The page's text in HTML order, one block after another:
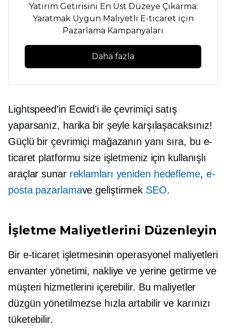
Yatırım Getirisini En Üst Düzeye Çıkarma:
Yaratmak Uygun Maliyetli E-ticaret için
Pazarlama Kampanyaları
Daha fazla
Lightspeed'in Ecwid'i ile çevrimiçi satış
yaparsanız, harika bir şeyle karşılaşacaksınız!
Güçlü bir çevrimiçi mağazanın yanı sıra, bu e-
ticaret platformu size işletmeniz için kullanışlı
araçlar sunar reklamları yeniden hedefleme, e-
posta pazarlamave geliştirmek SEO.
İşletme Maliyetlerini Düzenleyin
Bir e-ticaret işletmesinin operasyonel maliyetleri
envanter yönetimi, nakliye ve yerine getirme ve
müşteri hizmetlerini içerebilir. Bu maliyetler
düzgün yönetilmezse hızla artabilir ve karınızı
tüketebilir.